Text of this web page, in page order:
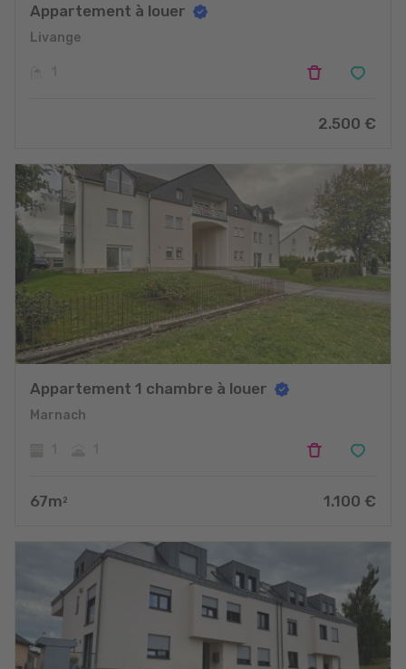
Appartement à louer
Livange
2.500 €
Appartement 1 chambre à louer
Marnach
67m 2 1.100 €